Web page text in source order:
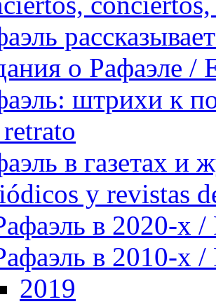
о Рафаэле /
штрихи к
в газетах и
y revistas
в 2020-х /
в 2010-х /
2019